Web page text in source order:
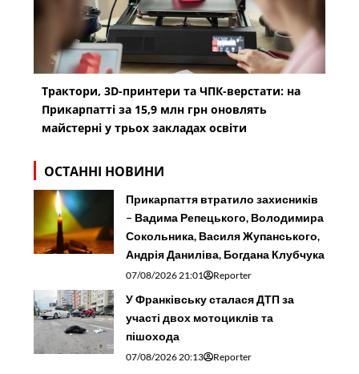
Трактори, 3D-принтери та ЧПК-верстати: на
Прикарпатті за 15,9 млн грн оновлять
майстерні у трьох закладах освіти
ОСТАННІ НОВИНИ
Прикарпаття втратило захисників
– Вадима Репецького, Володимира
Сокольника, Василя Жупанського,
Андрія Даниліва, Богдана Клубчука
07/08/2026 21:01 Reporter
У Франківську сталася ДТП за
участі двох мотоциклів та
пішохода
07/08/2026 20:13 Reporter